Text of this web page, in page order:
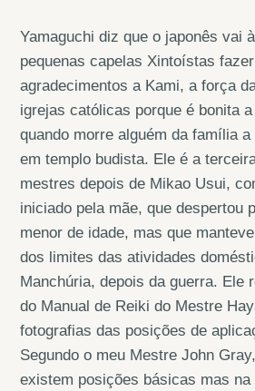
Yamaguchi diz que o japonês vai
pequenas capelas Xintoístas
agradecimentos a Kami, a força
igrejas católicas porque é bonita
quando morre alguém da família
em templo budista. Ele é a
mestres depois de Mikao Usui,
iniciado pela mãe, que despertou
menor de idade, mas que
dos limites das atividades
Manchúria, depois da guerra. Ele
do Manual de Reiki do Mestre
fotografias das posições de
Segundo o meu Mestre John
existem posições básicas mas na